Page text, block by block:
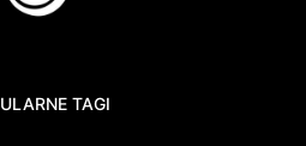
TAGI